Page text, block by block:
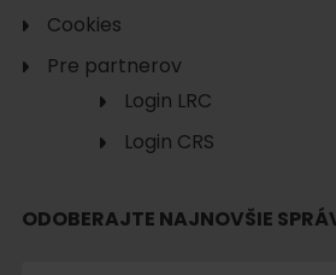
Hľadať
Cookies
Pre partnerov
Login LRC
Login CRS
ODOBERAJTE NAJNOVŠIE